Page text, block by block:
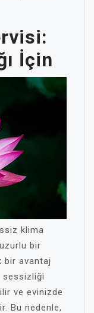
İçin
klima
bir
bir avantaj
sessizliği
ve evinizde
Bu nedenle,